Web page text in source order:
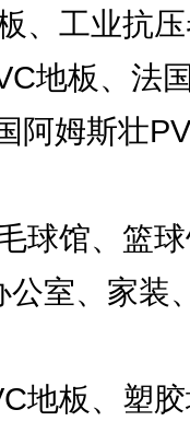
、工业抗
地板、法
阿姆斯壮
球馆、篮
公室、家装
地板、塑